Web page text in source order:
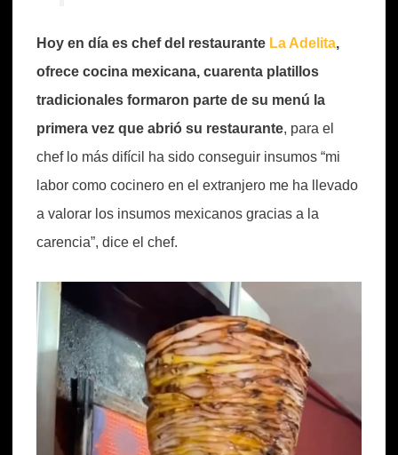
Hoy en día es chef del restaurante La Adelita,
ofrece cocina mexicana, cuarenta platillos
tradicionales formaron parte de su menú la
primera vez que abrió su restaurante, para el
chef lo más difícil ha sido conseguir insumos “mi
labor como cocinero en el extranjero me ha llevado
a valorar los insumos mexicanos gracias a la
carencia”, dice el chef.